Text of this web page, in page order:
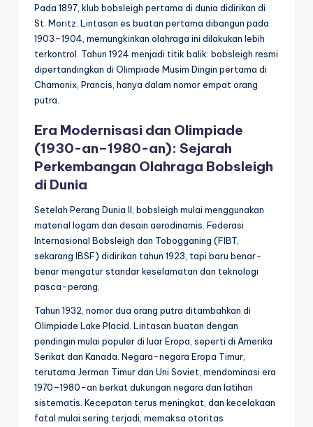
Pada 1897, klub bobsleigh pertama di dunia didirikan di
St. Moritz. Lintasan es buatan pertama dibangun pada
1903–1904, memungkinkan olahraga ini dilakukan lebih
terkontrol. Tahun 1924 menjadi titik balik: bobsleigh resmi
dipertandingkan di Olimpiade Musim Dingin pertama di
Chamonix, Prancis, hanya dalam nomor empat orang
putra.
Era Modernisasi dan Olimpiade
(1930-an–1980-an): Sejarah
Perkembangan Olahraga Bobsleigh
di Dunia
Setelah Perang Dunia II, bobsleigh mulai menggunakan
material logam dan desain aerodinamis. Federasi
Internasional Bobsleigh dan Tobogganing (FIBT,
sekarang IBSF) didirikan tahun 1923, tapi baru benar-
benar mengatur standar keselamatan dan teknologi
pasca-perang.
Tahun 1932, nomor dua orang putra ditambahkan di
Olimpiade Lake Placid. Lintasan buatan dengan
pendingin mulai populer di luar Eropa, seperti di Amerika
Serikat dan Kanada. Negara-negara Eropa Timur,
terutama Jerman Timur dan Uni Soviet, mendominasi era
1970–1980-an berkat dukungan negara dan latihan
sistematis. Kecepatan terus meningkat, dan kecelakaan
fatal mulai sering terjadi, memaksa otoritas